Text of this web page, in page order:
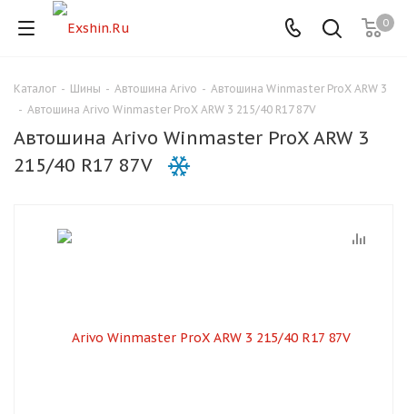
0
Каталог - Шины - Автошина Arivo - Автошина Winmaster ProX ARW 3
- Автошина Arivo Winmaster ProX ARW 3 215/40 R17 87V
Автошина Arivo Winmaster ProX ARW 3
215/40 R17 87V
Для клиентов всех банков
Разбейте
оплату на части